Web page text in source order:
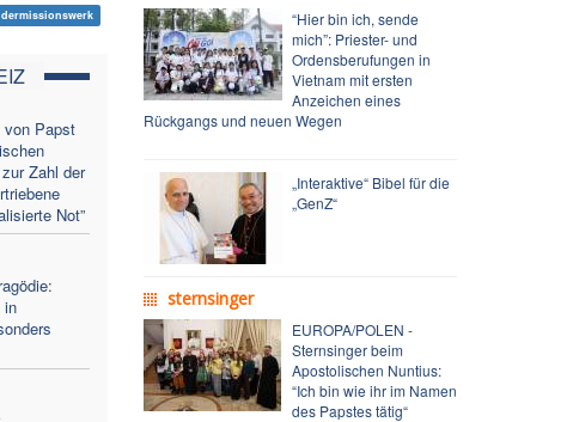
von Papst
Zahl der
Not”
in
“Hier bin ich, sende
mich”: Priester- und
Ordensberufungen in
Vietnam mit ersten
Anzeichen eines
Rückgangs und neuen Wegen
„Interaktive“ Bibel für die
„GenZ“
sternsinger
EUROPA/POLEN -
Sternsinger beim
Apostolischen Nuntius:
“Ich bin wie ihr im Namen
des Papstes tätig“